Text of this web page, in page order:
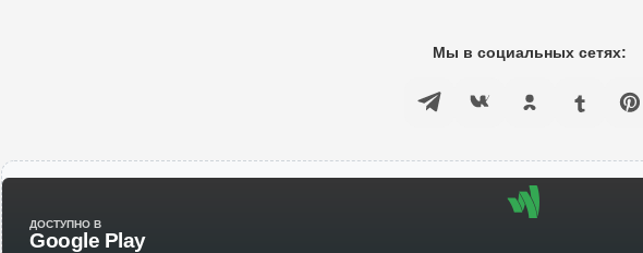
Мы в социальных сетях:
ДОСТУПНО В
Google Play